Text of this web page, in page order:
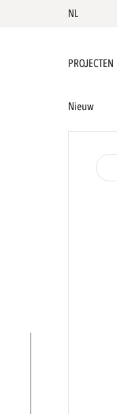
NL
PROJECTEN
Nieuw